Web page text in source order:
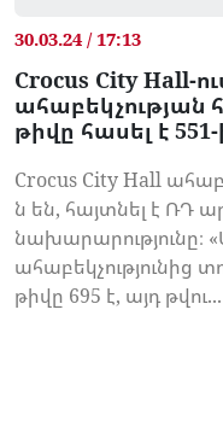
30.03.24 / 17:13
Crocus City Hall-
ահաբեկչության
թիվը հասել է
Crocus City Hall
ն են, հայտնել է ՌԴ
նախարարությունը։
ահաբեկչությունից
թիվը 695 է, այդ թվու...